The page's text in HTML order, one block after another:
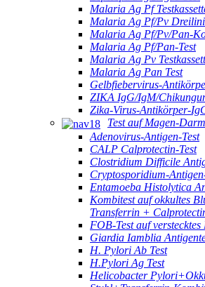
Malaria Ag Pf
Malaria Ag Pf/Pv
Malaria Ag Pf/Pv/Pan-
Malaria Ag Pf/Pan-Test
Malaria Ag Pv
Malaria Ag Pan Test
Gelbfiebervirus-
ZIKA IgG/IgM/
Zika-Virus-Antikörper-
Test auf Magen-
Adenovirus-Antigen-Test
CALP Calprotectin-Test
Clostridium Difficile
Cryptosporidium-
Entamoeba Histolytica
Kombitest auf okkultes
Transferrin +
FOB-Test auf
Giardia Iamblia
H. Pylori Ab Test
H.Pylori Ag Test
Helicobacter